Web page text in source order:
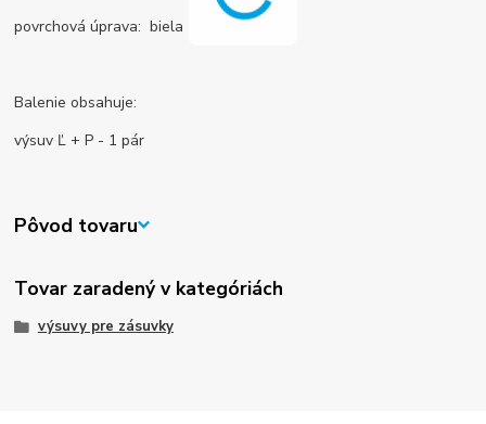
povrchová úprava: biela
Balenie obsahuje:
výsuv Ľ + P - 1 pár
Pôvod tovaru
Tovar zaradený v kategóriách
výsuvy pre zásuvky